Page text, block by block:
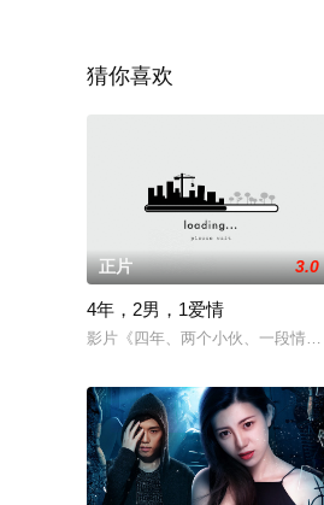
猜你喜欢
正片 3.0
4年，2男，1爱情
影片《四年、两个小伙、一段情